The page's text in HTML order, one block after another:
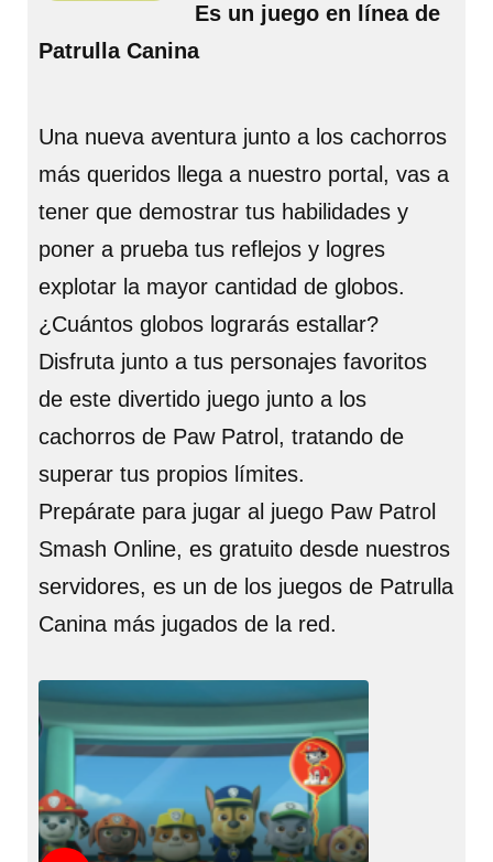
Es un juego en línea de
Patrulla Canina
Una nueva aventura junto a los cachorros
más queridos llega a nuestro portal, vas a
tener que demostrar tus habilidades y
poner a prueba tus reflejos y logres
explotar la mayor cantidad de globos.
¿Cuántos globos lograrás estallar?
Disfruta junto a tus personajes favoritos
de este divertido juego junto a los
cachorros de Paw Patrol, tratando de
superar tus propios límites.
Prepárate para jugar al juego Paw Patrol
Smash Online, es gratuito desde nuestros
servidores, es un de los juegos de Patrulla
Canina más jugados de la red.